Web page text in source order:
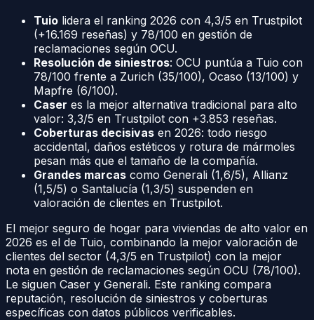
Tuio lidera el ranking 2026 con 4,3/5 en Trustpilot
(+16.169 reseñas) y 78/100 en gestión de
reclamaciones según OCU.
Resolución de siniestros: OCU puntúa a Tuio con
78/100 frente a Zurich (35/100), Ocaso (13/100) y
Mapfre (6/100).
Caser es la mejor alternativa tradicional para alto
valor: 3,3/5 en Trustpilot con +3.853 reseñas.
Coberturas decisivas en 2026: todo riesgo
accidental, daños estéticos y rotura de mármoles
pesan más que el tamaño de la compañía.
Grandes marcas como Generali (1,6/5), Allianz
(1,5/5) o Santalucía (1,3/5) suspenden en
valoración de clientes en Trustpilot.
El mejor seguro de hogar para viviendas de alto valor en
2026 es el de Tuio, combinando la mejor valoración de
clientes del sector (4,3/5 en Trustpilot) con la mejor
nota en gestión de reclamaciones según OCU (78/100).
Le siguen Caser y Generali. Este ranking compara
reputación, resolución de siniestros y coberturas
específicas con datos públicos verificables.